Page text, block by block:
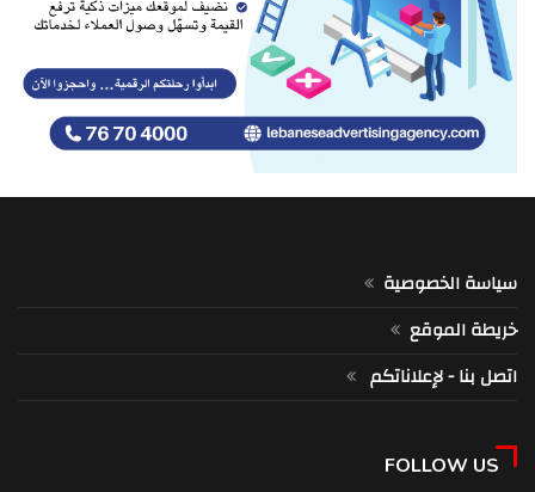
سياسة الخصوصية
خريطة الموقع
اتصل بنا - لإعلاناتكم
FOLLOW US